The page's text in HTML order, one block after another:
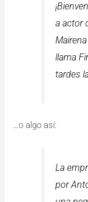
a actor
llama
tardes
…o algo así:
La
por